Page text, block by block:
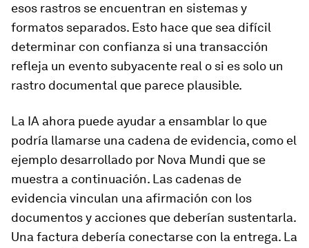
esos rastros se encuentran en sistemas y
formatos separados. Esto hace que sea difícil
determinar con confianza si una transacción
refleja un evento subyacente real o si es solo un
rastro documental que parece plausible.
La IA ahora puede ayudar a ensamblar lo que
podría llamarse una cadena de evidencia, como el
ejemplo desarrollado por Nova Mundi que se
muestra a continuación. Las cadenas de
evidencia vinculan una afirmación con los
documentos y acciones que deberían sustentarla.
Una factura debería conectarse con la entrega. La